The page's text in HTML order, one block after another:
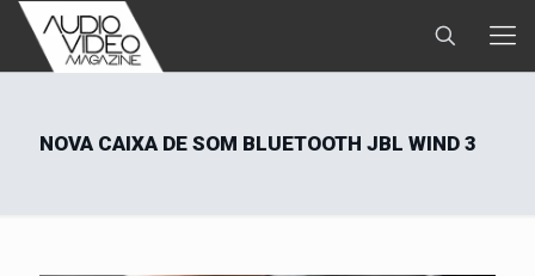
NOVA CAIXA DE SOM BLUETOOTH JBL WIND 3